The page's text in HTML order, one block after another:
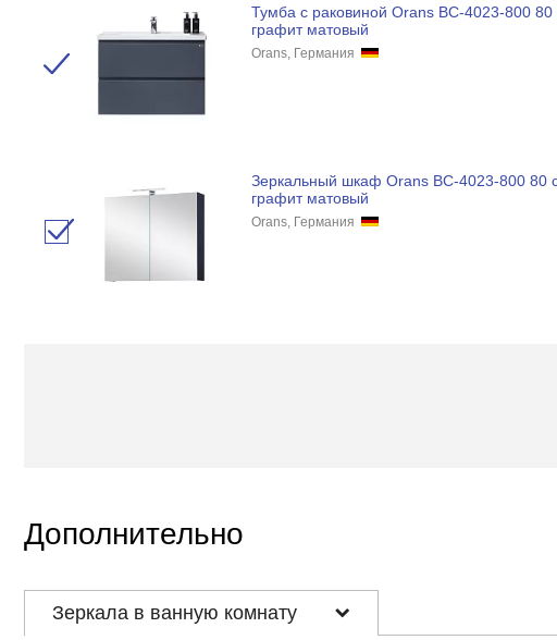
Тумба с раковиной Orans BC-4023-800 80
графит матовый
Orans, Германия
Зеркальный шкаф Orans BC-4023-800 80
графит матовый
Orans, Германия
Дополнительно
Зеркала в ванную комнату